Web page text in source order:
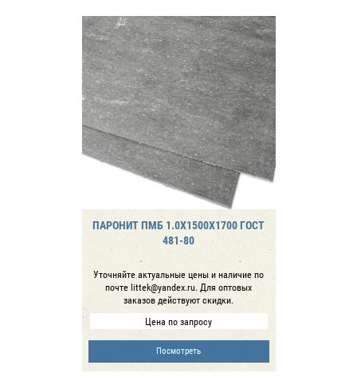
ПАРОНИТ ПМБ 1.0Х1500Х1700 ГОСТ
481-80
Уточняйте актуальные цены и наличие по
почте littek@yandex.ru. Для оптовых
заказов действуют скидки.
Цена по запросу
Посмотреть